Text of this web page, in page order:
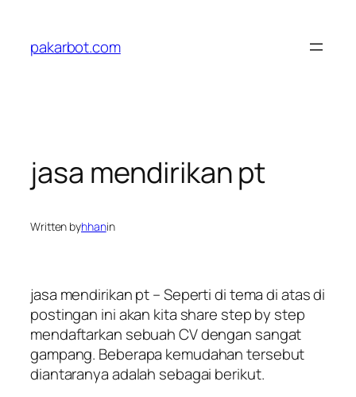
content
pakarbot.com
jasa mendirikan pt
Written byhhanin
jasa mendirikan pt – Seperti di tema di atas di
postingan ini akan kita share step by step
mendaftarkan sebuah CV dengan sangat
gampang. Beberapa kemudahan tersebut
diantaranya adalah sebagai berikut.